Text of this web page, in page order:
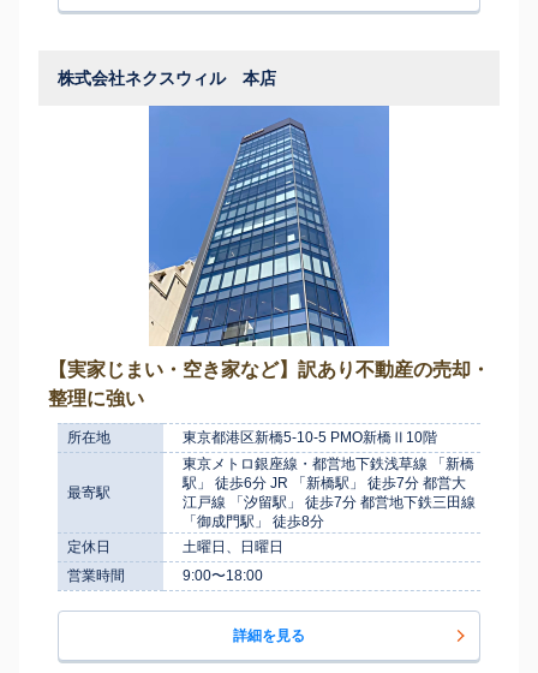
株式会社ネクスウィル 本店
【実家じまい・空き家など】訳あり不動産の売却・
整理に強い
所在地 東京都港区新橋5-10-5 PMO新橋Ⅱ10階
最寄駅
東京メトロ銀座線・都営地下鉄浅草線 「新橋
駅」 徒歩6分 JR 「新橋駅」 徒歩7分 都営大
江戸線 「汐留駅」 徒歩7分 都営地下鉄三田線
「御成門駅」 徒歩8分
定休日
土曜日、日曜日
営業時間
9:00〜18:00
詳細を見る